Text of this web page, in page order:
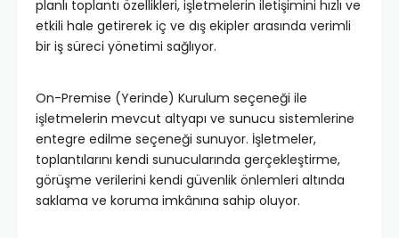
planlı toplantı özellikleri, işletmelerin iletişimini hızlı ve
etkili hale getirerek iç ve dış ekipler arasında verimli
bir iş süreci yönetimi sağlıyor.
On-Premise (Yerinde) Kurulum seçeneği ile
işletmelerin mevcut altyapı ve sunucu sistemlerine
entegre edilme seçeneği sunuyor. İşletmeler,
toplantılarını kendi sunucularında gerçekleştirme,
görüşme verilerini kendi güvenlik önlemleri altında
saklama ve koruma imkânına sahip oluyor.